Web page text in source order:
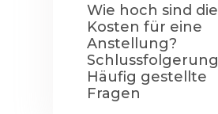
Wie hoch sind die
Kosten für eine
Anstellung?
Schlussfolgerung
Häufig gestellte
Fragen